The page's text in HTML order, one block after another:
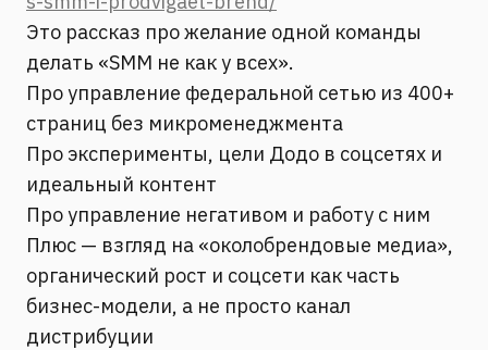
Это рассказ про желание одной команды
делать «SMM не как у всех».
Про управление федеральной сетью из 400+
страниц без микроменеджмента
Про эксперименты, цели Додо в соцсетях и
идеальный контент
Про управление негативом и работу с ним
Плюс — взгляд на «околобрендовые медиа»,
органический рост и соцсети как часть
бизнес-модели, а не просто канал
дистрибуции